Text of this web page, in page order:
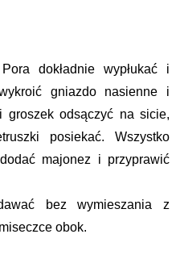
dokładnie wypłukać i
gniazdo nasienne i
groszek odsączyć na sicie,
posiekać. Wszystko
majonez i przyprawić
bez wymieszania z
obok.